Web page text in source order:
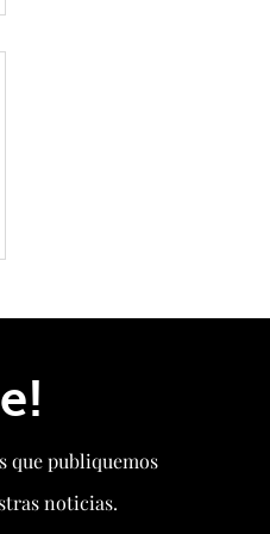
que publiquemos
noticias.